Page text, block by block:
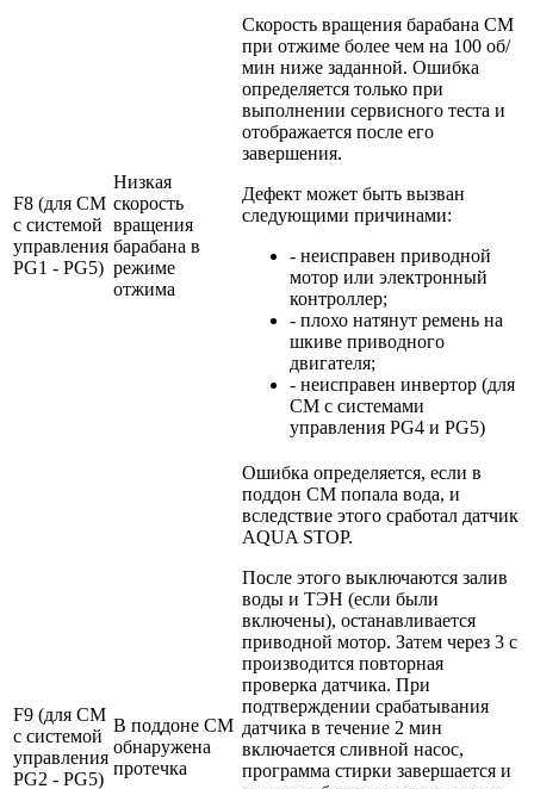
F8 (для СМ
с системой
управления
PG1 - PG5)
Низкая
скорость
вращения
барабана в
режиме
отжима
Скорость вращения барабана СМ
при отжиме более чем на 100 об/
мин ниже заданной. Ошибка
определяется только при
выполнении сервисного теста и
отображается после его
завершения.
Дефект может быть вызван
следующими причинами:
- неисправен приводной
мотор или электронный
контроллер;
- плохо натянут ремень на
шкиве приводного
двигателя;
- неисправен инвертор (для
СМ с системами
управления PG4 и PG5)
F9 (для СМ
с системой
управления
PG2 - PG5)
В поддоне СМ
обнаружена
протечка
Ошибка определяется, если в
поддон СМ попала вода, и
вследствие этого сработал датчик
AQUA STOP.
После этого выключаются залив
воды и ТЭН (если были
включены), останавливается
приводной мотор. Затем через 3 с
производится повторная
проверка датчика. При
подтверждении срабатывания
датчика в течение 2 мин
включается сливной насос,
программа стирки завершается и